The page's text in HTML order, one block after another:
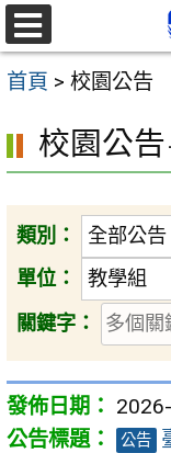
跳
至
主
容
區
選
單
首頁 > 校園公告
校園公告
類別：
單位：
關鍵字：
公告